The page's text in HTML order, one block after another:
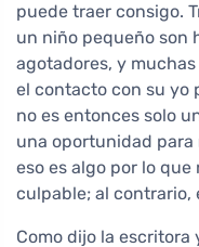
puede traer consigo.
un niño pequeño son
agotadores, y
el contacto con su yo
no es entonces solo
una oportunidad para
eso es algo por lo
culpable; al contrario,
Como dijo la